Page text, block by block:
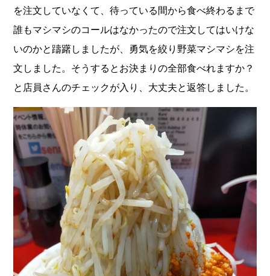
を注文していなくて、待っている間から食べ終わるまで
誰もマシマシのコールはなかったので注文してはいけな
いのかと躊躇しましたが、勇気を絞り野菜マシマシを注
文しました。そうするとお決まりの全部食べれますか？
と店員さんのチェックが入り、大丈夫と返答しました。